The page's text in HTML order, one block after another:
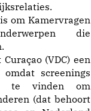
om Kamervragen
die
(VDC) een
screenings
te vinden om
(dat behoort